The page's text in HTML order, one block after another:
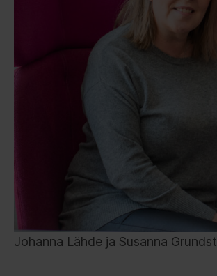
Johanna Lähde ja Susanna